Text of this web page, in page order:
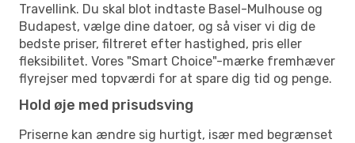
Travellink. Du skal blot indtaste Basel-Mulhouse og
Budapest, vælge dine datoer, og så viser vi dig de
bedste priser, filtreret efter hastighed, pris eller
fleksibilitet. Vores "Smart Choice"-mærke fremhæver
flyrejser med topværdi for at spare dig tid og penge.
Hold øje med prisudsving
Priserne kan ændre sig hurtigt, især med begrænset